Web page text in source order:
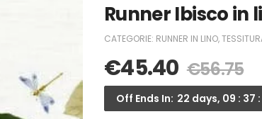
Runner Ibisco in
CATEGORIE: RUNNER IN LINO,
€45.40 €56.75
Off Ends In: 22 days, 09 : 37 :